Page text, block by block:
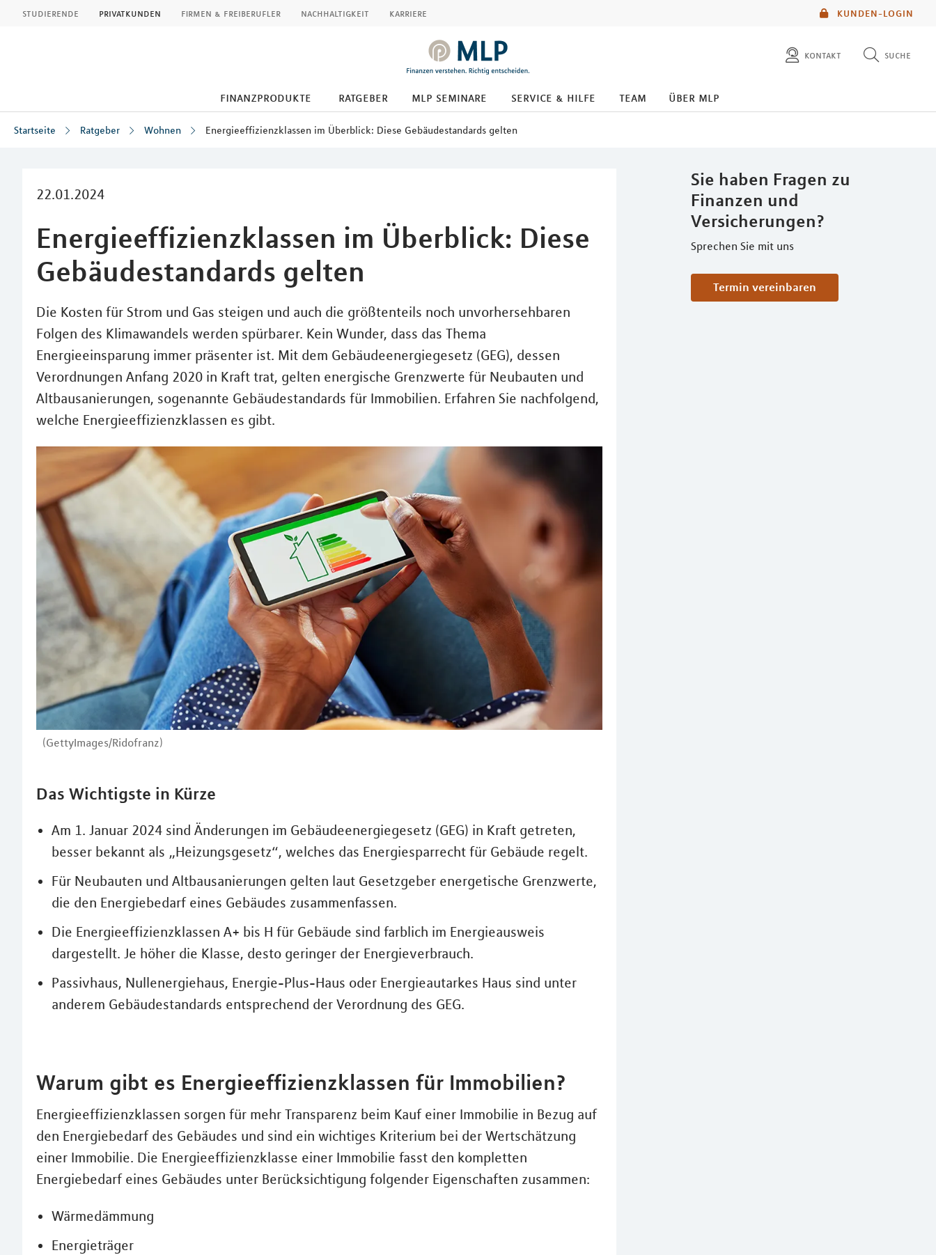
KUNDEN-LOGIN
studierende privatkunden firmen & freiberufler nachhaltigkeit karriere
kontakt suche
finanzprodukte ratgeber mlp seminare service & hilfe team über mlp
Startseite Ratgeber Wohnen Energieeffizienzklassen im Überblick: Diese Gebäudestandards gelten
22.01.2024
Energieeffizienzklassen im Überblick: Diese
Gebäudestandards gelten
Die Kosten für Strom und Gas steigen und auch die größtenteils noch unvorhersehbaren
Folgen des Klimawandels werden spürbarer. Kein Wunder, dass das Thema
Energieeinsparung immer präsenter ist. Mit dem Gebäudeenergiegesetz (GEG), dessen
Verordnungen Anfang 2020 in Kraft trat, gelten energische Grenzwerte für Neubauten und
Altbausanierungen, sogenannte Gebäudestandards für Immobilien. Erfahren Sie nachfolgend,
welche Energieeffizienzklassen es gibt.
(GettyImages/Ridofranz)
Sie haben Fragen zu
Finanzen und
Versicherungen?
Sprechen Sie mit uns
Termin vereinbaren
Das Wichtigste in Kürze
Am 1. Januar 2024 sind Änderungen im Gebäudeenergiegesetz (GEG) in Kraft getreten,
besser bekannt als „Heizungsgesetz“, welches das Energiesparrecht für Gebäude regelt.
Für Neubauten und Altbausanierungen gelten laut Gesetzgeber energetische Grenzwerte,
die den Energiebedarf eines Gebäudes zusammenfassen.
Die Energieeffizienzklassen A+ bis H für Gebäude sind farblich im Energieausweis
dargestellt. Je höher die Klasse, desto geringer der Energieverbrauch.
Passivhaus, Nullenergiehaus, Energie-Plus-Haus oder Energieautarkes Haus sind unter
anderem Gebäudestandards entsprechend der Verordnung des GEG.
Warum gibt es Energieeffizienzklassen für Immobilien?
Energieeffizienzklassen sorgen für mehr Transparenz beim Kauf einer Immobilie in Bezug auf
den Energiebedarf des Gebäudes und sind ein wichtiges Kriterium bei der Wertschätzung
einer Immobilie. Die Energieeffizienzklasse einer Immobilie fasst den kompletten
Energiebedarf eines Gebäudes unter Berücksichtigung folgender Eigenschaften zusammen:
Wärmedämmung
Energieträger